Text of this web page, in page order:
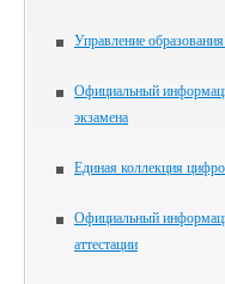
Управление
Официальный
экзамена
Единая коллекция
Официальный
аттестации